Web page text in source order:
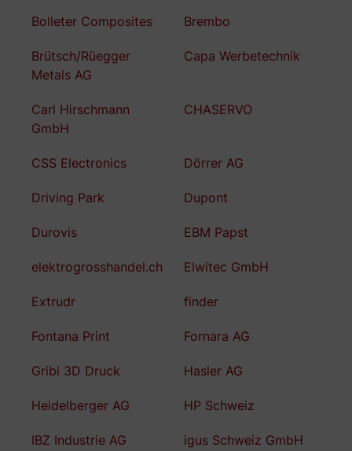
Bolleter Composites Brembo
Brütsch/Rüegger
Metals AG
Capa Werbetechnik
Carl Hirschmann
GmbH
CHASERVO
CSS Electronics Dörrer AG
Driving Park Dupont
Durovis EBM Papst
elektrogrosshandel.ch Elwitec GmbH
Extrudr finder
Fontana Print Fornara AG
Gribi 3D Druck Hasler AG
Heidelberger AG HP Schweiz
IBZ Industrie AG igus Schweiz GmbH